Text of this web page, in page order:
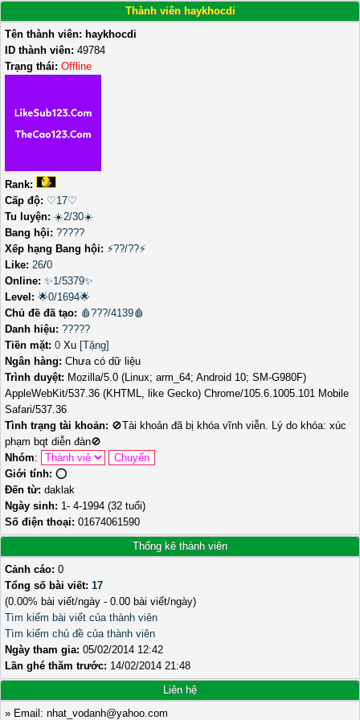
Thành viên haykhocdi
Tên thành viên: haykhocdi
ID thành viên: 49784
Trạng thái: Offline
Rank:
Cấp độ: ♡17♡
Tu luyện: ☀️2/30☀️
Bang hội: ?????
Xếp hạng Bang hội: ⚡??/??⚡
Like: 26/0
Online: ✨1/5379✨
Level: 🌟0/1694🌟
Chủ đề đã tạo: 🩸???/4139🩸
Danh hiệu: ?????
Tiền mặt: 0 Xu [Tặng]
Ngân hàng: Chưa có dữ liệu
Trình duyệt: Mozilla/5.0 (Linux; arm_64; Android 10; SM-G980F)
AppleWebKit/537.36 (KHTML, like Gecko) Chrome/105.6.1005.101 Mobile
Safari/537.36
Tình trạng tài khoản: 🚫Tài khoản đã bị khóa vĩnh viễn. Lý do khóa: xúc
phạm bqt diễn đàn🚫
Nhóm:
Giới tính: ⭕️
Đến từ: daklak
Ngày sinh: 1- 4-1994 (32 tuổi)
Số điện thoại: 01674061590
Thống kê thành viên
Cảnh cáo: 0
Tổng số bài viết: 17
(0.00% bài viết/ngày - 0.00 bài viết/ngày)
Tìm kiếm bài viết của thành viên
Tìm kiếm chủ đề của thành viên
Ngày tham gia: 05/02/2014 12:42
Lần ghé thăm trước: 14/02/2014 21:48
Liên hệ
» Email: nhat_vodanh@yahoo.com